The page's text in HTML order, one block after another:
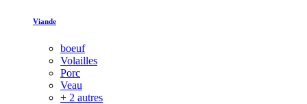
Viande
boeuf
Volailles
Porc
Veau
+ 2 autres